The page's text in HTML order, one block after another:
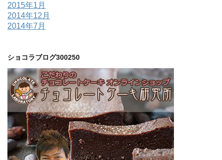
2015年1月
2014年12月
2014年7月
ショコラブログ300250